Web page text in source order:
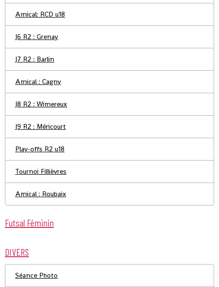
Amical: RCD u18
J6 R2 : Grenay
J7 R2 : Barlin
Amical : Cagny
J8 R2 : Wimereux
J9 R2 : Méricourt
Play-offs R2 u18
Tournoi Fillièvres
Amical : Roubaix
Futsal Féminin
DIVERS
Séance Photo